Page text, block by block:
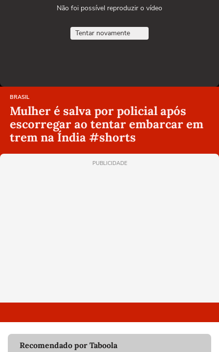
Não foi possível reproduzir o vídeo
Tentar novamente
BRASIL
Mulher é salva por policial após
escorregar ao tentar embarcar em
trem na Índia #shorts
PUBLICIDADE
Recomendado por Taboola